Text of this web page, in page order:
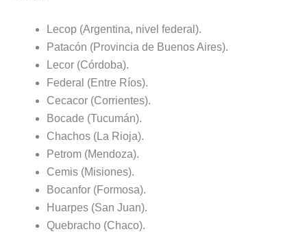
Lecop (Argentina, nivel federal).
Patacón (Provincia de Buenos Aires).
Lecor (Córdoba).
Federal (Entre Ríos).
Cecacor (Corrientes).
Bocade (Tucumán).
Chachos (La Rioja).
Petrom (Mendoza).
Cemis (Misiones).
Bocanfor (Formosa).
Huarpes (San Juan).
Quebracho (Chaco).